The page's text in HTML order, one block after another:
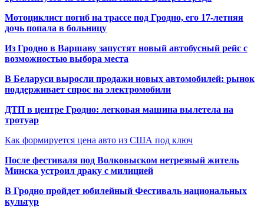
Мотоциклист погиб на трассе под Гродно, его 17-летняя
дочь попала в больницу
Из Гродно в Варшаву запустят новый автобусный рейс с
возможностью выбора места
В Беларуси выросли продажи новых автомобилей: рынок
поддерживает спрос на электромобили
ДТП в центре Гродно: легковая машина вылетела на
тротуар
Как формируется цена авто из США под ключ
После фестиваля под Волковыском нетрезвый житель
Минска устроил драку с милицией
В Гродно пройдет юбилейный Фестиваль национальных
культур